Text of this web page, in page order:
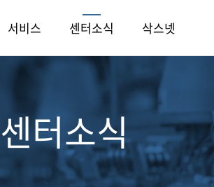
서비스 센터소식 삭스넷
센터소식